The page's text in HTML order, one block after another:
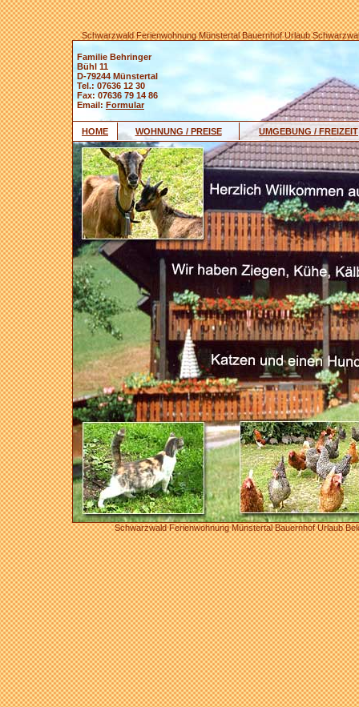
Schwarzwald Ferienwohnung Münstertal Bauernhof Urlaub
Familie Behringer
Bühl 11
D-79244 Münstertal
Tel.: 07636 12 30
Fax: 07636 79 14 86
Email: Formular
HOME WOHNUNG / PREISE UMGEBUNG / FREIZEIT
Schwarzwald Ferienwohnung Münstertal Bauernhof Urlaub